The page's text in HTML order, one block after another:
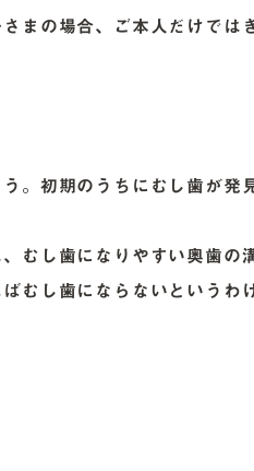
まの場合、ご本人だけでは
。初期のうちにむし歯が発
むし歯になりやすい奥歯の
むし歯にならないというわ